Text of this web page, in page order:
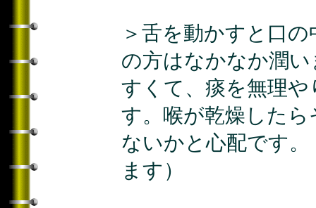
＞舌を動かすと口
の方はなかなか潤
すくて、痰を無理
す。喉が乾燥した
ないかと心配です
ます）